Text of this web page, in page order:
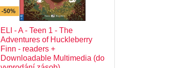
-50%
ELI - A - Teen 1 - The
Adventures of Huckleberry
Finn - readers +
Downloadable Multimedia (do